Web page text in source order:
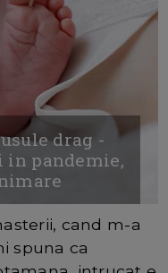
drag -
in pandemie,
cand m-a
spuna ca